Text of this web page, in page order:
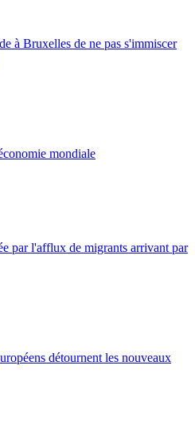
à Bruxelles de ne pas s'immiscer
mondiale
par l'afflux de migrants arrivant par
détournent les nouveaux